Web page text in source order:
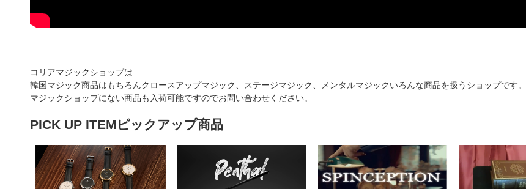
コリアマジックショップは
韓国マジック商品はもちろんクロースアップマジック、ステージマジック、メンタルマジックいろんな商品を扱うショップです。
マジックショップにない商品も入荷可能ですのでお問い合わせください。
PICK UP ITEM ピックアップ商品